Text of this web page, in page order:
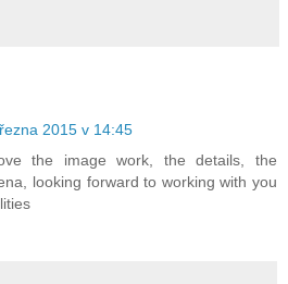
2015 v 14:45
the image work, the details, the
looking forward to working with you